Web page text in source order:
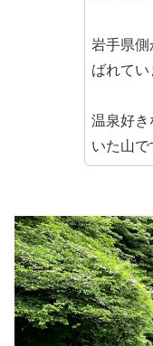
岩手県側
ばれてい
温泉好き
いた山で